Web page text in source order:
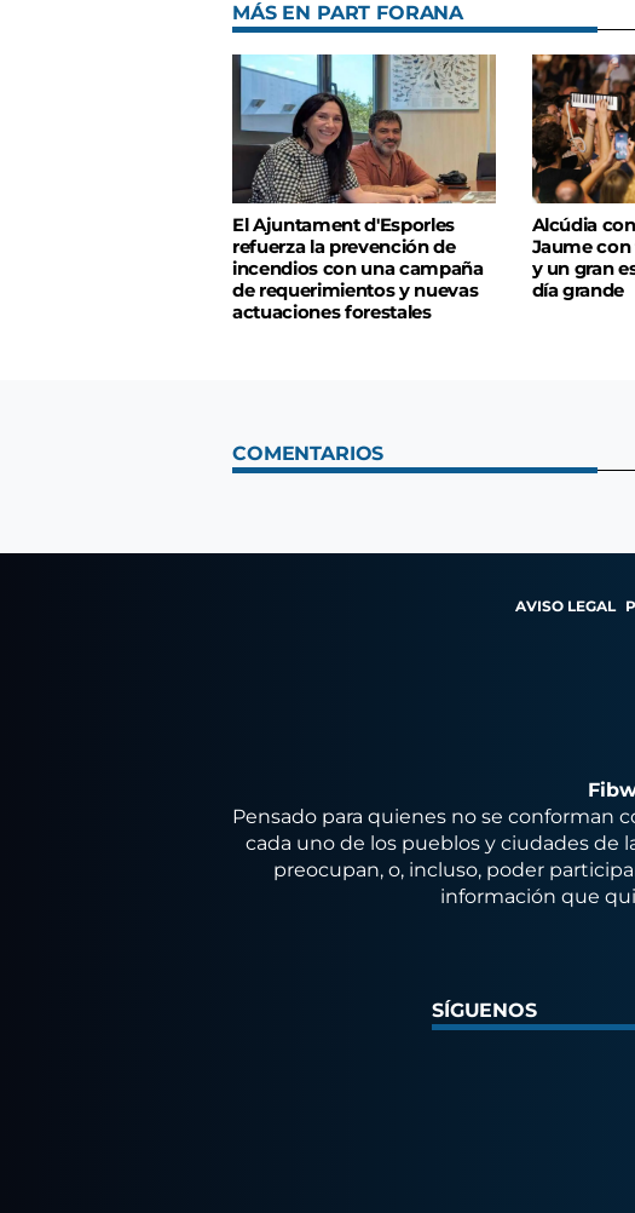
MÁS EN PART FORANA
El Ajuntament d'Esporles
refuerza la prevención de
incendios con una campaña
de requerimientos y nuevas
actuaciones forestales
Alcúdia
Jaume
y un gran
día grande
COMENTARIOS
AVISO LEGAL
Pensado para quienes no se conforman
cada uno de los pueblos y ciudades de
preocupan, o, incluso, poder
información que
SÍGUENOS